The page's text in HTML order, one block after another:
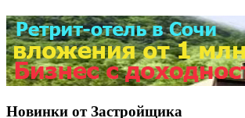
Новинки от Застройщика